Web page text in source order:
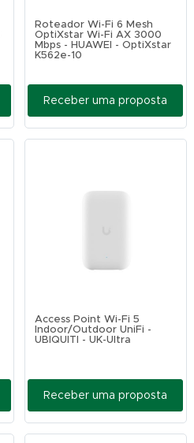
Roteador Wi-Fi 6 Mesh
OptiXstar Wi-Fi AX 3000
Mbps - HUAWEI - OptiXstar
K562e-10
Receber uma proposta
Access Point Wi-Fi 5
Indoor/Outdoor UniFi -
UBIQUITI - UK-Ultra
Receber uma proposta